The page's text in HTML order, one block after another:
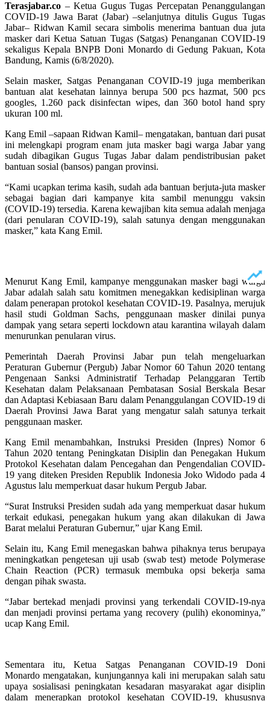
Terasjabar.co – Ketua Gugus Tugas Percepatan Penanggulangan
COVID-19 Jawa Barat (Jabar) –selanjutnya ditulis Gugus Tugas
Jabar– Ridwan Kamil secara simbolis menerima bantuan dua juta
masker dari Ketua Satuan Tugas (Satgas) Penanganan COVID-19
sekaligus Kepala BNPB Doni Monardo di Gedung Pakuan, Kota
Bandung, Kamis (6/8/2020).
Selain masker, Satgas Penanganan COVID-19 juga memberikan
bantuan alat kesehatan lainnya berupa 500 pcs hazmat, 500 pcs
googles, 1.260 pack disinfectan wipes, dan 360 botol hand spry
ukuran 100 ml.
Kang Emil –sapaan Ridwan Kamil– mengatakan, bantuan dari pusat
ini melengkapi program enam juta masker bagi warga Jabar yang
sudah dibagikan Gugus Tugas Jabar dalam pendistribusian paket
bantuan sosial (bansos) pangan provinsi.
“Kami ucapkan terima kasih, sudah ada bantuan berjuta-juta masker
sebagai bagian dari kampanye kita sambil menunggu vaksin
(COVID-19) tersedia. Karena kewajiban kita semua adalah menjaga
(dari penularan COVID-19), salah satunya dengan menggunakan
masker,” kata Kang Emil.
Menurut Kang Emil, kampanye menggunakan masker bagi warga
Jabar adalah salah satu komitmen menegakkan kedisiplinan warga
dalam penerapan protokol kesehatan COVID-19. Pasalnya, merujuk
hasil studi Goldman Sachs, penggunaan masker dinilai punya
dampak yang setara seperti lockdown atau karantina wilayah dalam
menurunkan penularan virus.
Pemerintah Daerah Provinsi Jabar pun telah mengeluarkan
Peraturan Gubernur (Pergub) Jabar Nomor 60 Tahun 2020 tentang
Pengenaan Sanksi Administratif Terhadap Pelanggaran Tertib
Kesehatan dalam Pelaksanaan Pembatasan Sosial Berskala Besar
dan Adaptasi Kebiasaan Baru dalam Penanggulangan COVID-19 di
Daerah Provinsi Jawa Barat yang mengatur salah satunya terkait
penggunaan masker.
Kang Emil menambahkan, Instruksi Presiden (Inpres) Nomor 6
Tahun 2020 tentang Peningkatan Disiplin dan Penegakan Hukum
Protokol Kesehatan dalam Pencegahan dan Pengendalian COVID-
19 yang diteken Presiden Republik Indonesia Joko Widodo pada 4
Agustus lalu memperkuat dasar hukum Pergub Jabar.
“Surat Instruksi Presiden sudah ada yang memperkuat dasar hukum
terkait edukasi, penegakan hukum yang akan dilakukan di Jawa
Barat melalui Peraturan Gubernur,” ujar Kang Emil.
Selain itu, Kang Emil menegaskan bahwa pihaknya terus berupaya
meningkatkan pengetesan uji usab (swab test) metode Polymerase
Chain Reaction (PCR) termasuk membuka opsi bekerja sama
dengan pihak swasta.
“Jabar bertekad menjadi provinsi yang terkendali COVID-19-nya
dan menjadi provinsi pertama yang recovery (pulih) ekonominya,”
ucap Kang Emil.
Sementara itu, Ketua Satgas Penanganan COVID-19 Doni
Monardo mengatakan, kunjungannya kali ini merupakan salah satu
upaya sosialisasi peningkatan kesadaran masyarakat agar disiplin
dalam menerapkan protokol kesehatan COVID-19, khususnya